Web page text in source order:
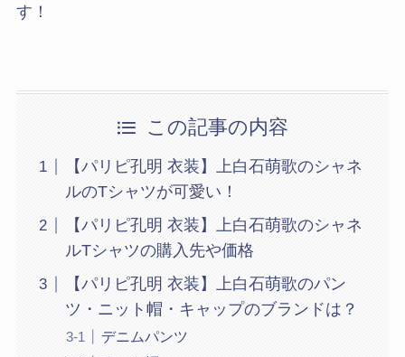
す！
この記事の内容
【パリピ孔明 衣装】上白石萌歌のシャネ
ルのTシャツが可愛い！
【パリピ孔明 衣装】上白石萌歌のシャネ
ルTシャツの購入先や価格
【パリピ孔明 衣装】上白石萌歌のパン
ツ・ニット帽・キャップのブランドは？
デニムパンツ